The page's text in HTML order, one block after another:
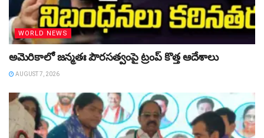
WORLD NEWS
అమెరికాలో జన్మతః పౌరసత్వంపై ట్రంప్‌ కొత్త ఆదేశాలు
AUGUST 7, 2026